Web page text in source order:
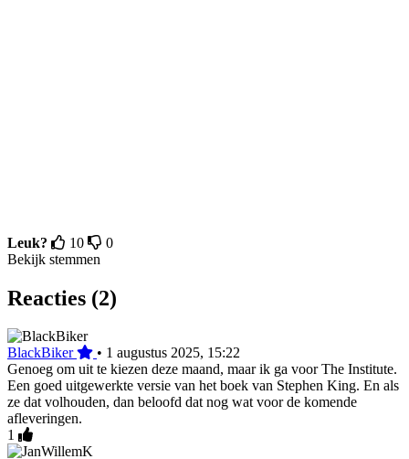
Leuk? 10
0
Bekijk stemmen
Reacties (2)
BlackBiker • 1 augustus 2025, 15:22
Genoeg om uit te kiezen deze maand, maar ik ga voor The Institute.
Een goed uitgewerkte versie van het boek van Stephen King. En als
ze dat volhouden, dan beloofd dat nog wat voor de komende
afleveringen.
1